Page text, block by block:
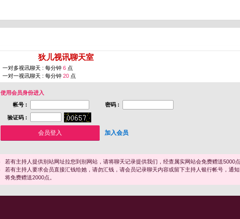
狄儿视讯聊天室
一对多视讯聊天 : 每分钟 6 点
一对一视讯聊天 : 每分钟 20 点
使用会员身份进入
帐号 :
密码 :
验证码 :
加入会员
若有主持人提供别站网址拉您到别网站，请将聊天记录提供我们，经查属实网站会免费赠送5000点
若有主持人要求会员直接汇钱给她，请勿汇钱，请会员记录聊天内容或留下主持人银行帐号，通
将免费赠送2000点。